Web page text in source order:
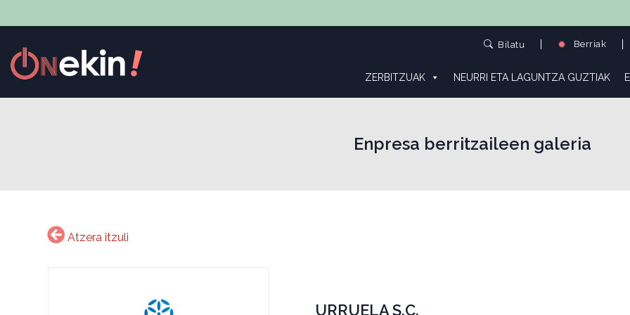
Bilatu Berriak
ZERBITZUAK NEURRI ETA LAGUNTZA GUZTIAK
Enpresa berritzaileen galeria
Atzera itzuli
URRUELA S.C.